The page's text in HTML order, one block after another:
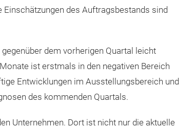
Einschätzungen des Auftragsbestands sind
dem vorherigen Quartal leicht
ist erstmals in den negativen Bereich
Entwicklungen im Ausstellungsbereich und
des kommenden Quartals.
Unternehmen. Dort ist nicht nur die aktuelle